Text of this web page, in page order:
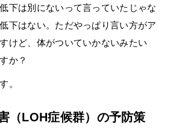
下は別にないって言っていたじゃな
下はない。ただやっぱり言い方がア
けど、体がついていかないみたい
か？
。
（LOH症候群）の予防策